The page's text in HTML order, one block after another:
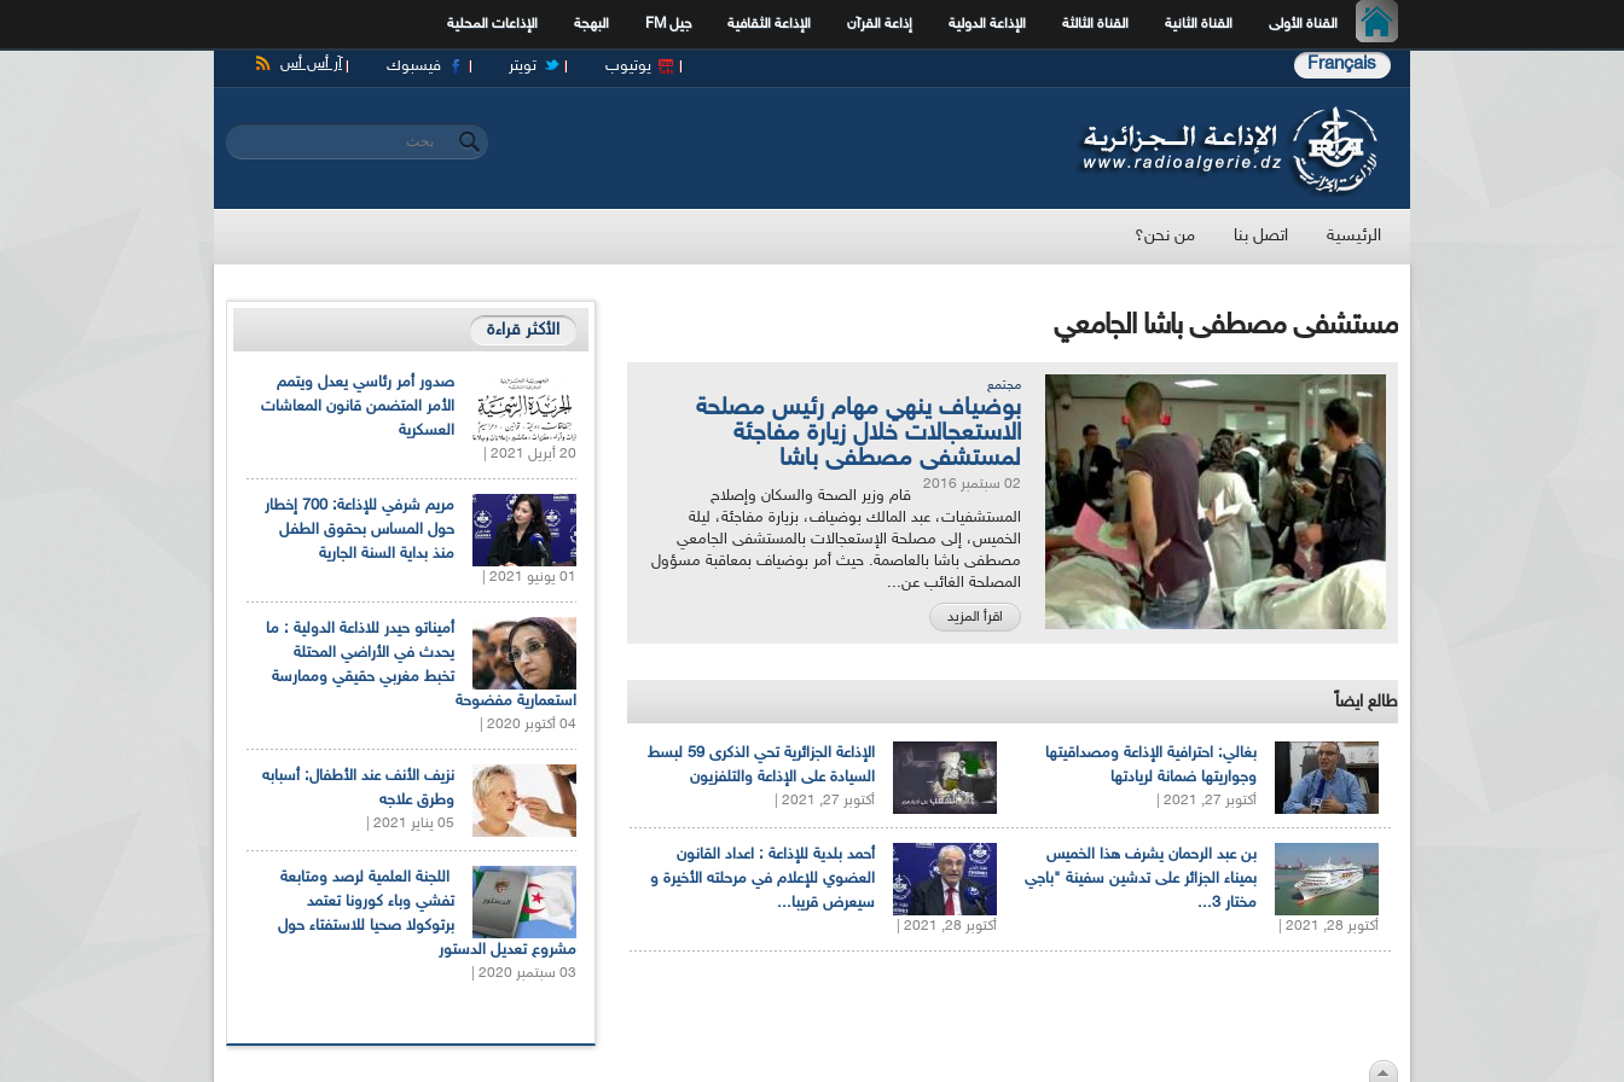
القناة الأولى القناة الثانية القناة الثالثة الإذاعة الدولية إذاعة القرآن الإذاعة الثقافية جيل FM البهجة الإذاعات المحلية
Français آر أس أس فيسبوك تويتر يوتيوب
استمارة البحث
‏بحث ‏
الرئيسية اتصل بنا من نحن؟
مستشفى مصطفى باشا الجامعي
مجتمع
بوضياف ينهي مهام رئيس مصلحة
الاستعجالات خلال زيارة مفاجئة
لمستشفى مصطفى باشا
02 سبتمبر 2016
قام وزير الصحة والسكان وإصلاح
المستشفيات، عبد المالك بوضياف، بزيارة مفاجئة، ليلة
الخميس، إلى مصلحة الإستعجالات بالمستشفى الجامعي
مصطفى باشا بالعاصمة. حيث أمر بوضياف بمعاقبة مسؤول
المصلحة الغائب عن...
اقرأ المزيد
طالع ايضاً
الإذاعة الجزائرية تحي الذكرى 59 لبسط
السيادة على الإذاعة والتلفزيون
أكتوبر 27, 2021 |
بغالي: احترافية الإذاعة ومصداقيتها
وجواريتها ضمانة لريادتها
أكتوبر 27, 2021 |
أحمد بلدية للإذاعة : اعداد القانون
العضوي للإعلام في مرحلته الأخيرة و
سيعرض قريبا...
أكتوبر 28, 2021 |
بن عبد الرحمان يشرف هذا الخميس
بميناء الجزائر على تدشين سفينة "باجي
مختار 3...
أكتوبر 28, 2021 |
الأكثر قراءة
صدور أمر رئاسي يعدل ويتمم
الأمر المتضمن قانون المعاشات
العسكرية
20 أبريل 2021 |
مريم شرفي للإذاعة: 700 إخطار
حول المساس بحقوق الطفل
منذ بداية السنة الجارية
01 يونيو 2021 |
أميناتو حيدر للاذاعة الدولية : ما
يحدث في الأراضي المحتلة
تخبط مغربي حقيقي وممارسة
استعمارية مفضوحة
04 أكتوبر 2020 |
نزيف الأنف عند الأطفال: أسبابه
وطرق علاجه
05 يناير 2021 |
اللجنة العلمية لرصد ومتابعة
تفشي وباء كورونا تعتمد
برتوكولا صحيا للاستفتاء حول
مشروع تعديل الدستور
03 سبتمبر 2020 |